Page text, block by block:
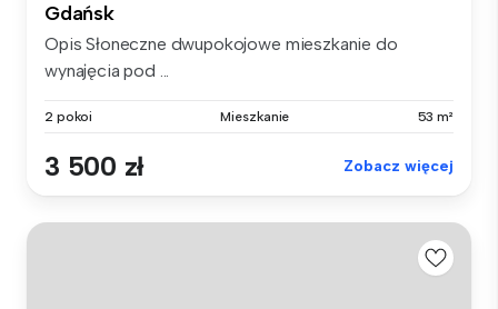
Gdańsk
Opis Słoneczne dwupokojowe mieszkanie do
wynajęcia pod ...
2 pokoi Mieszkanie 53 m²
3 500 zł Zobacz więcej